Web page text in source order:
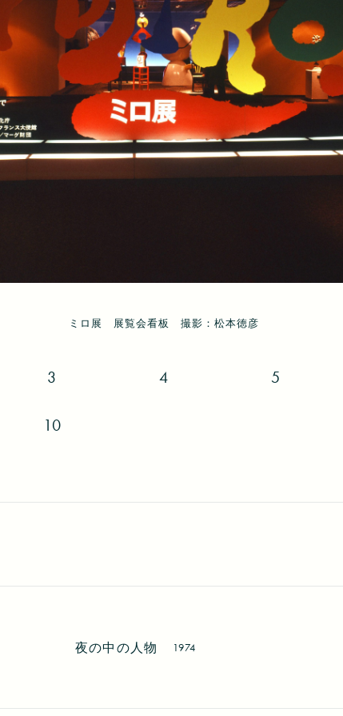
ミロ展 展覧会看板 撮影：松本徳彦
ミロ展 展覧会看板 撮影：松本徳彦
ミロ展 展覧会エントランス 撮影：松本徳彦
ミロ展 展示風景 撮影：松本徳彦
ミロ展 展示風景 撮影：松本徳彦
ミロ展 展示風景 撮影：松本徳彦
ミロ展 展示風景 撮影：松本徳彦
ミロ展 展示風景 撮影：松本徳彦
ミロ展 展示風景 撮影：松本徳彦
ミロ展 西武百貨店池袋本店外観 展覧会懸垂幕 撮影：松本徳彦
3 4 5
10
夜の中の人物 1974